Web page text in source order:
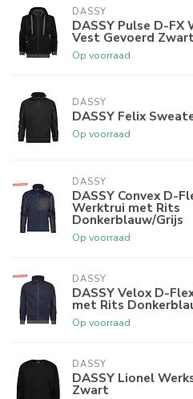
DASSY
DASSY Pulse D-FX
Vest Gevoerd
Op voorraad
DASSY
DASSY Felix
Op voorraad
DASSY
DASSY Convex D-
Werktrui met Rits
Donkerblauw/Grijs
Op voorraad
DASSY
DASSY Velox D-
met Rits
Op voorraad
DASSY
DASSY Lionel
Zwart